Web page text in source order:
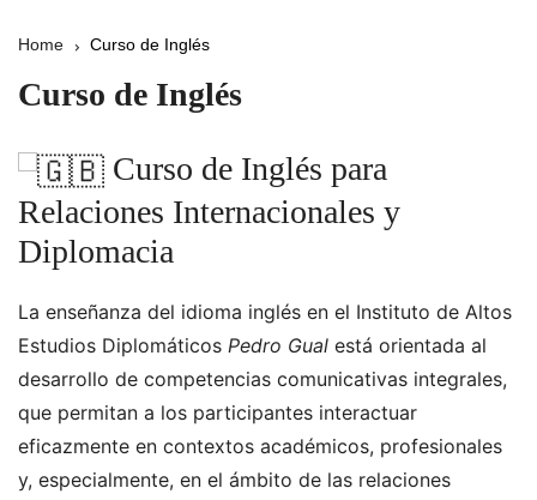
Home Curso de Inglés
Curso de Inglés
Curso de Inglés para
Relaciones Internacionales y
Diplomacia
La enseñanza del idioma inglés en el Instituto de Altos
Estudios Diplomáticos Pedro Gual está orientada al
desarrollo de competencias comunicativas integrales,
que permitan a los participantes interactuar
eficazmente en contextos académicos, profesionales
y, especialmente, en el ámbito de las relaciones